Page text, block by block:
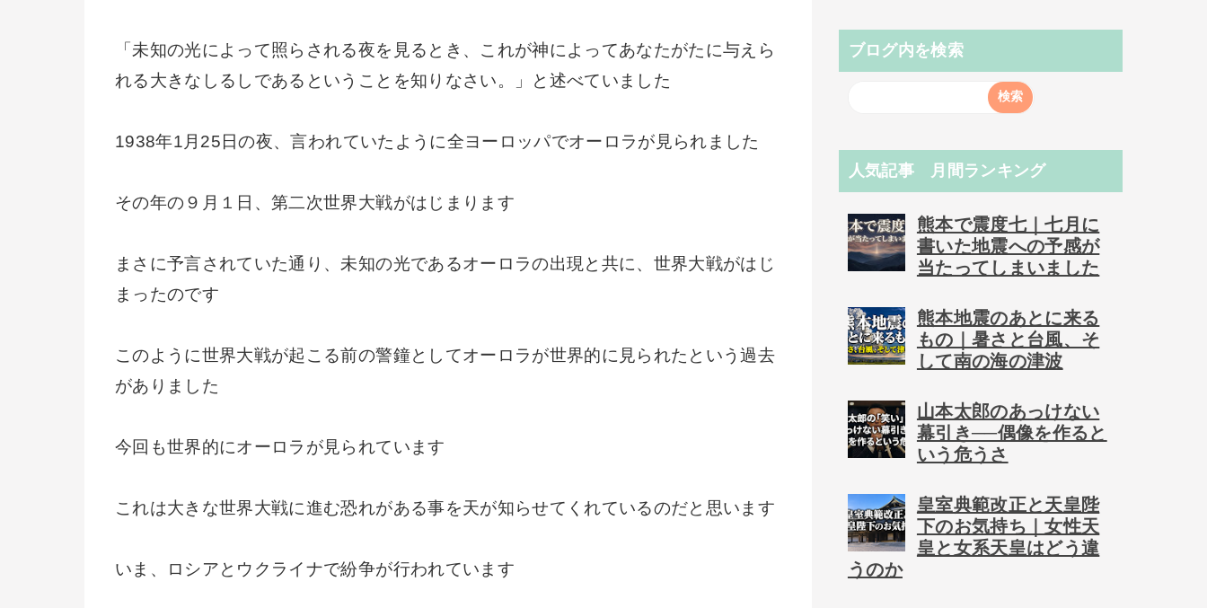
「未知の光によって照らされる夜を見るとき、これが神によってあなたがたに与えら
れる大きなしるしであるということを知りなさい。」と述べていました
1938年1月25日の夜、言われていたように全ヨーロッパでオーロラが見られました
その年の９月１日、第二次世界大戦がはじまります
まさに予言されていた通り、未知の光であるオーロラの出現と共に、世界大戦がはじ
まったのです
このように世界大戦が起こる前の警鐘としてオーロラが世界的に見られたという過去
がありました
今回も世界的にオーロラが見られています
これは大きな世界大戦に進む恐れがある事を天が知らせてくれているのだと思います
いま、ロシアとウクライナで紛争が行われています
ブログ内を検索
人気記事 月間ランキング
熊本で震度七｜七月に
書いた地震への予感が
当たってしまいました
熊本地震のあとに来る
もの｜暑さと台風、そ
して南の海の津波
山本太郎のあっけない
幕引き──偶像を作ると
いう危うさ
皇室典範改正と天皇陛
下のお気持ち｜女性天
皇と女系天皇はどう違
うのか